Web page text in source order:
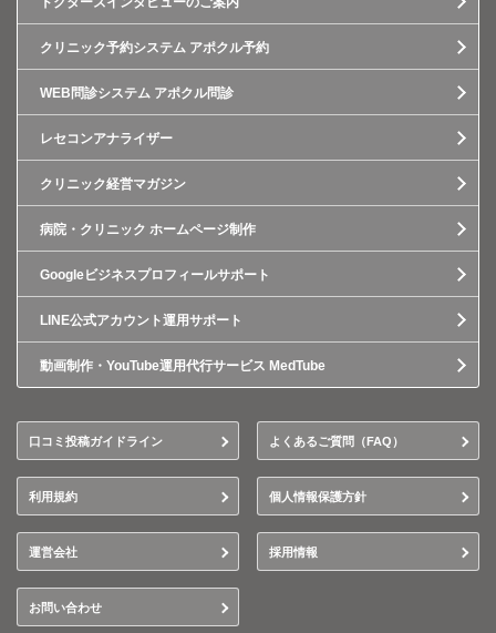
クリニック予約システム アポクル予約
WEB問診システム アポクル問診
レセコンアナライザー
クリニック経営マガジン
病院・クリニック ホームページ制作
Googleビジネスプロフィールサポート
LINE公式アカウント運用サポート
動画制作・YouTube運用代行サービス MedTube
口コミ投稿ガイドライン よくあるご質問（FAQ）
利用規約 個人情報保護方針
運営会社 採用情報
お問い合わせ